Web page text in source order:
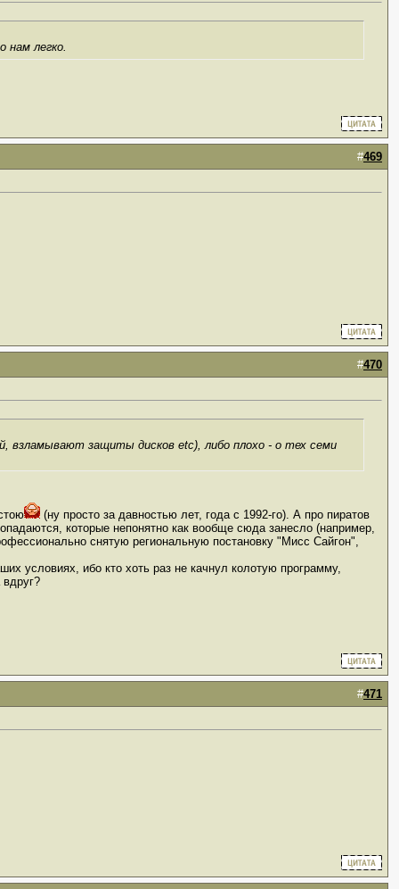
нам легко.
#469
#470
взламывают защиты дисков etc), либо плохо - о тех семи
(ну просто за давностью лет, года с 1992-го). А про пиратов
которые непонятно как вообще сюда занесло (например,
снятую региональную постановку "Мисс Сайгон",
условиях, ибо кто хоть раз не качнул колотую программу,
#471